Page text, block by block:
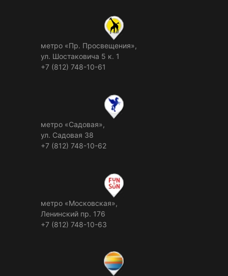
метро «Пр. Просвещения»,
ул. Шостаковича 5 к. 1
+7 (812) 748-10-61
метро «Садовая»,
ул. Садовая 38
+7 (812) 748-10-62
метро «Московская»,
Ленинский пр. 176
+7 (812) 748-10-63